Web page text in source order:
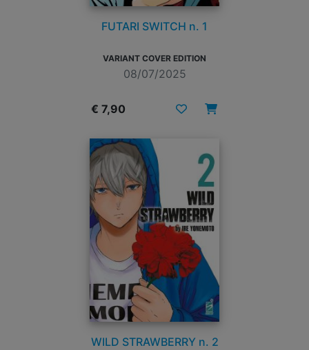
FUTARI SWITCH n. 1
VARIANT COVER EDITION
08/07/2025
€ 7,90
WILD STRAWBERRY n. 2